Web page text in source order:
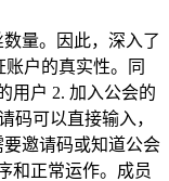
量。因此，深入了
户的真实性。同
用户 2. 加入公会的
码可以直接输入，
邀请码或知道公会
和正常运作。成员